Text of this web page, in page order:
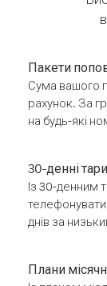
Пакети
Сума вашого
рахунок. За
на будь-які
30-денні
Із 30-денним
днів за
Плани